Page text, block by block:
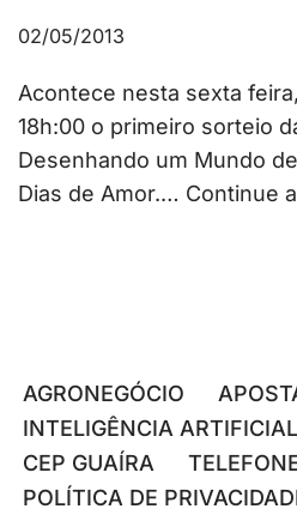
02/05/2013
Acontece nesta sexta
18h:00 o primeiro sorteio
Desenhando um Mundo
Dias de Amor.… Continue
AGRONEGÓCIO
INTELIGÊNCIA ARTIFICIAL
CEP GUAÍRA
POLÍTICA DE